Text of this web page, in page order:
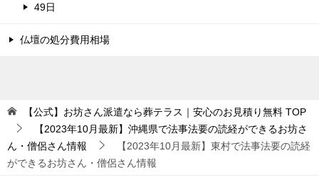
49日
仏壇の処分費用相場
【公式】お坊さん派遣なら葬テラス｜安心のお見積り無料 TOP
【2023年10月最新】沖縄県で法事法要の読経ができるお坊さ
ん・僧侶さん情報
【2023年10月最新】東村で法事法要の読経
ができるお坊さん・僧侶さん情報